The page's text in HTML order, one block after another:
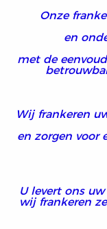
Onze
en
met de
Wij frankeren
en zorgen voor
U levert ons
wij frankeren